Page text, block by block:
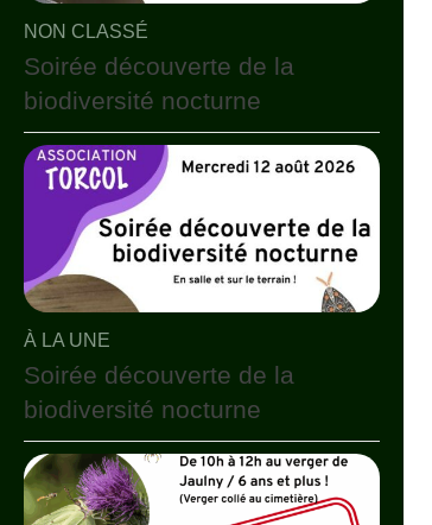
NON CLASSÉ
Soirée découverte de la
biodiversité nocturne
À LA UNE
Soirée découverte de la
biodiversité nocturne